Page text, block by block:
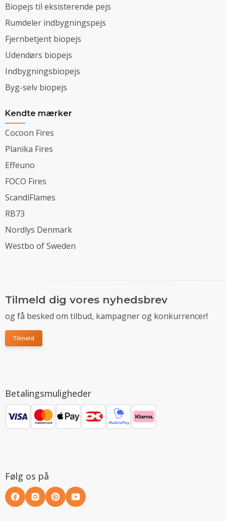
Biopejs til eksisterende pejs
Rumdeler indbygningspejs
Fjernbetjent biopejs
Udendørs biopejs
Indbygningsbiopejs
Byg-selv biopejs
Kendte mærker
Cocoon Fires
Planika Fires
Effeuno
FOCO Fires
ScandiFlames
RB73
Nordlys Denmark
Westbo of Sweden
Tilmeld dig vores nyhedsbrev
og få besked om tilbud, kampagner og konkurrencer!
Tilmeld
Betalingsmuligheder
Følg os på